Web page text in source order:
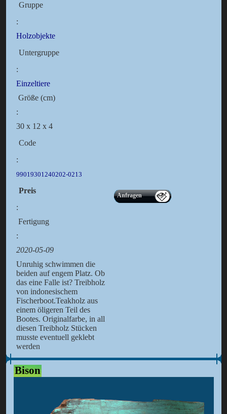
Gruppe
:
Holzobjekte
Untergruppe
:
Einzeltiere
Größe (cm)
:
30 x 12 x 4
Code
:
99019301240202-0213
Preis
:
Anfragen
Fertigung
:
2020-05-09
Unruhig schwimmen die
beiden auf engem Platz. Ob
das eine Falle ist? Treibholz
von indonesischem
Fischerboot.Teakholz aus
einem öligeren Teil des
Bootes. Originalfarbe, in all
diesen Treibholz Stücken
musste eventuell geklebt
werden
Bison